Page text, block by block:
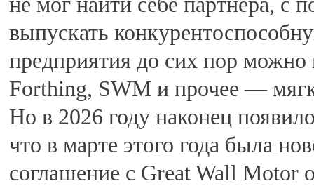
выпускать
предприятия до сих пор
Forthing, SWM и прочее —
Но в 2026 году наконец
что в марте этого года была
соглашение с Great Wall Motor